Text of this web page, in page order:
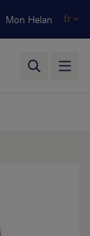
Mon Helan fr